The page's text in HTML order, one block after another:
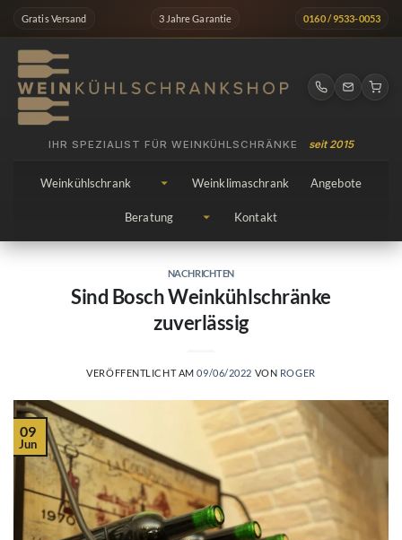
springen
Gratis Versand 3 Jahre Garantie 0160 / 9533-0053
IHR SPEZIALIST FÜR WEINKÜHLSCHRÄNKE seit 2015
Weinkühlschrank Weinklimaschrank Angebote
Beratung Kontakt
NACHRICHTEN
Sind Bosch Weinkühlschränke
zuverlässig
VERÖFFENTLICHT AM09/06/2022 VON ROGER
09
Jun